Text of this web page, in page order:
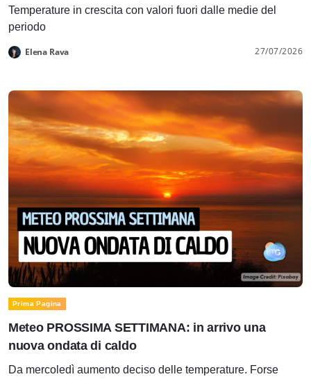
Temperature in crescita con valori fuori dalle medie del
periodo
Elena Rava 27/07/2026
Prima Pagina
Meteo PROSSIMA SETTIMANA: in arrivo una
nuova ondata di caldo
Da mercoledì aumento deciso delle temperature. Forse